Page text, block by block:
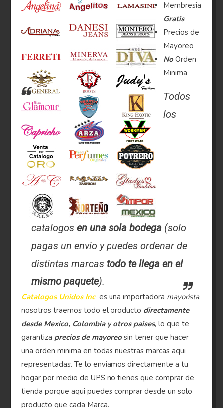
Membresia
Gratis
Precios de
Mayoreo
No Orden
Minima
Todos
los
catalogosen una sola bodega (solo
pagas un envio y puedes ordenar de
distintas marcas todo te llega en el
mismo paquete).
Catalogos Unidos Inc es una importadora mayorista,
nosotros traemos todo el producto directamente
desde Mexico, Colombia y otros paises, lo que te
garantizaprecios de mayoreo sin tener que hacer
una orden minima en todas nuestras marcas aqui
representadas. Te lo enviamos directamente a tu
hogar por medio de UPS no tienes que comprar de
tienda porque aqui puedes comprar desde un solo
producto que cada Marca.